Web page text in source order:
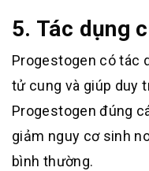
5. Tác dụng
Progestogen có tác
tử cung và giúp duy
Progestogen đúng
giảm nguy cơ sinh
bình thường.